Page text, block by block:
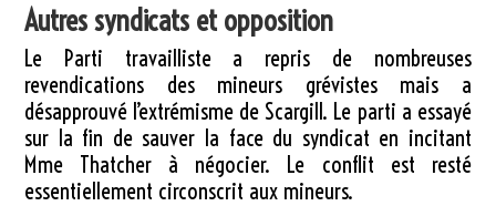
Autres syndicats et opposition
Le Parti travailliste a repris de nombreuses
revendications des mineurs grévistes mais a
désapprouvé l’extrémisme de Scargill. Le parti a essayé
sur la fin de sauver la face du syndicat en incitant
Mme Thatcher à négocier. Le conflit est resté
essentiellement circonscrit aux mineurs.